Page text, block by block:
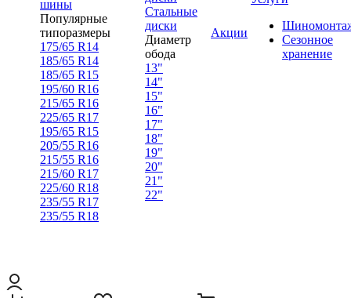
шины
Популярные
типоразмеры
175/65 R14
185/65 R14
185/65 R15
195/60 R16
215/65 R16
225/65 R17
195/65 R15
205/55 R16
215/55 R16
215/60 R17
225/60 R18
235/55 R17
235/55 R18
Стальные
диски
Диаметр
обода
13"
14"
15"
16"
17"
18"
19"
20"
21"
22"
Акции
Сезонное
хранение